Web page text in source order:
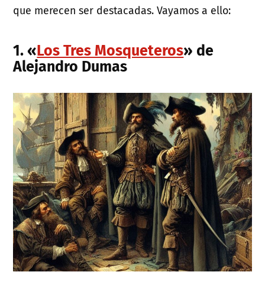
que merecen ser destacadas. Vayamos a ello:
1. «Los Tres Mosqueteros» de
Alejandro Dumas